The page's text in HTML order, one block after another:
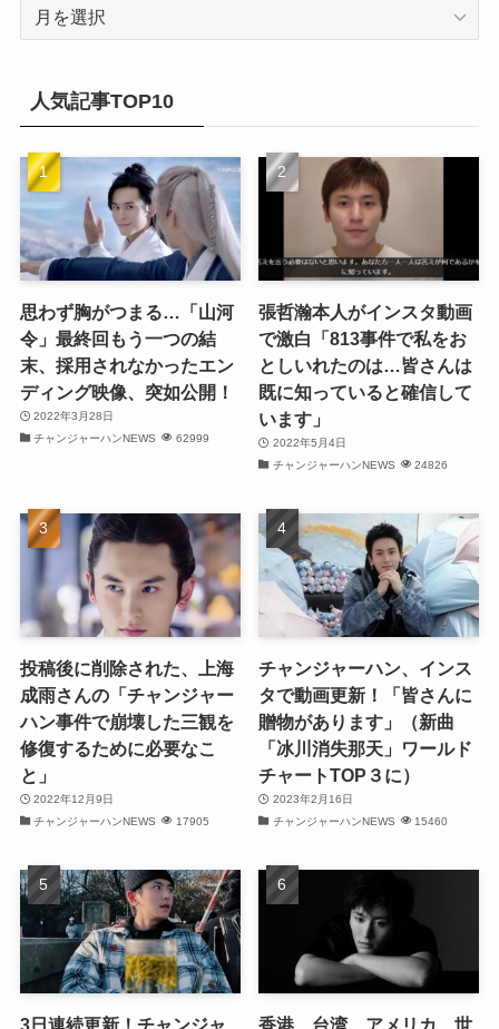
(25)
(23)
(31)
(29)
(30)
(32)
(32)
(29)
(31)
(17)
ブ
人気記事TOP10
思わず胸がつまる…「山河
令」最終回もう一つの結
末、採用されなかったエン
ディング映像、突如公開！
2022年3月28日
チャンジャーハンNEWS
62999
張哲瀚本人がインスタ動画
で激白「813事件で私をお
としいれたのは…皆さんは
既に知っていると確信して
います」
2022年5月4日
チャンジャーハンNEWS
24826
投稿後に削除された、上海
成雨さんの「チャンジャー
ハン事件で崩壊した三観を
修復するために必要なこ
と」
2022年12月9日
チャンジャーハンNEWS
17905
チャンジャーハン、インス
タで動画更新！「皆さんに
贈物があります」（新曲
「冰川消失那天」ワールド
チャートTOP３に）
2023年2月16日
チャンジャーハンNEWS
15460
3日連続更新！チャンジャ 香港、台湾、アメリカ…世